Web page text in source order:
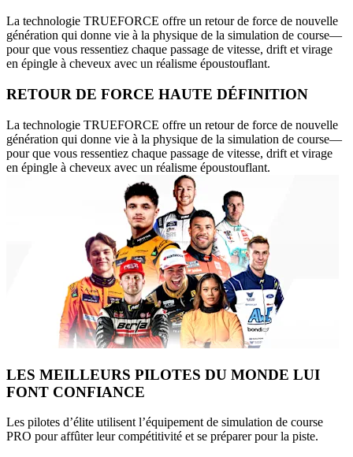
La technologie TRUEFORCE offre un retour de force de nouvelle
génération qui donne vie à la physique de la simulation de course—
pour que vous ressentiez chaque passage de vitesse, drift et virage
en épingle à cheveux avec un réalisme époustouflant.
RETOUR DE FORCE HAUTE DÉFINITION
La technologie TRUEFORCE offre un retour de force de nouvelle
génération qui donne vie à la physique de la simulation de course—
pour que vous ressentiez chaque passage de vitesse, drift et virage
en épingle à cheveux avec un réalisme époustouflant.
LES MEILLEURS PILOTES DU MONDE LUI
FONT CONFIANCE
Les pilotes d’élite utilisent l’équipement de simulation de course
PRO pour affûter leur compétitivité et se préparer pour la piste.